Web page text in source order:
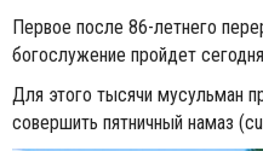
Первое после 86-летнего
богослужение пройдет
Для этого тысячи мусульман
совершить пятничный намаз